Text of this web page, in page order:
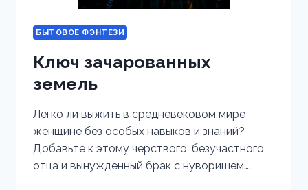
БЫТОВОЕ ФЭНТЕЗИ
Ключ зачарованных
земель
Легко ли выжить в средневековом мире
женщине без особых навыков и знаний?
Добавьте к этому черствого, безучастного
отца и вынужденный брак с нуворишем….